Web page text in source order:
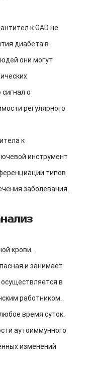
к GAD не
диабета в
они могут
о
регулярного
к
инструмент
типов
заболевания.
крови.
и занимает
в
работником.
время суток.
аутоиммунного
изменений